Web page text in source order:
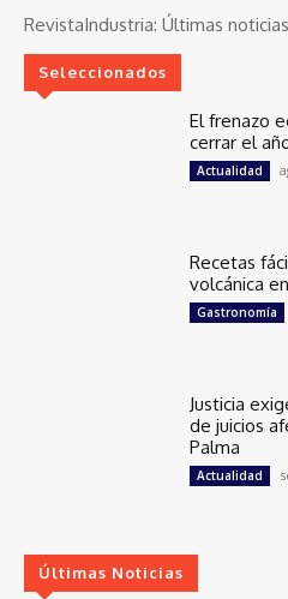
RevistaIndustria: Últimas
Seleccionados
El frenazo
cerrar el
Actualidad
Recetas
volcánica
Gastronomía
Justicia
de juicios
Palma
Actualidad
Últimas Noticias